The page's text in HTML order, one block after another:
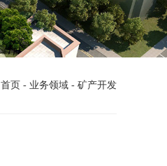
首页 - 业务领域 - 矿产开发